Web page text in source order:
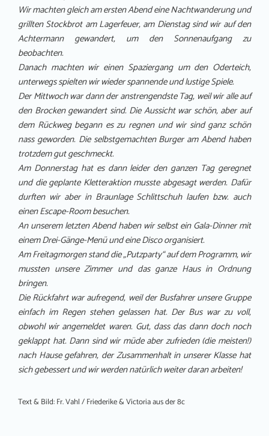
Wir machten gleich am ersten Abend eine Nachtwanderung und
grillten Stockbrot am Lagerfeuer, am Dienstag sind wir auf den
Achtermann gewandert, um den Sonnenaufgang zu
beobachten.
Danach machten wir einen Spaziergang um den Oderteich,
unterwegs spielten wir wieder spannende und lustige Spiele.
Der Mittwoch war dann der anstrengendste Tag, weil wir alle auf
den Brocken gewandert sind. Die Aussicht war schön, aber auf
dem Rückweg begann es zu regnen und wir sind ganz schön
nass geworden. Die selbstgemachten Burger am Abend haben
trotzdem gut geschmeckt.
Am Donnerstag hat es dann leider den ganzen Tag geregnet
und die geplante Kletteraktion musste abgesagt werden. Dafür
durften wir aber in Braunlage Schlittschuh laufen bzw. auch
einen Escape-Room besuchen.
An unserem letzten Abend haben wir selbst ein Gala-Dinner mit
einem Drei-Gänge-Menü und eine Disco organisiert.
Am Freitagmorgen stand die „Putzparty“ auf dem Programm, wir
mussten unsere Zimmer und das ganze Haus in Ordnung
bringen.
Die Rückfahrt war aufregend, weil der Busfahrer unsere Gruppe
einfach im Regen stehen gelassen hat. Der Bus war zu voll,
obwohl wir angemeldet waren. Gut, dass das dann doch noch
geklappt hat. Dann sind wir müde aber zufrieden (die meisten!)
nach Hause gefahren, der Zusammenhalt in unserer Klasse hat
sich gebessert und wir werden natürlich weiter daran arbeiten!
Text & Bild: Fr. Vahl / Friederike & Victoria aus der 8c